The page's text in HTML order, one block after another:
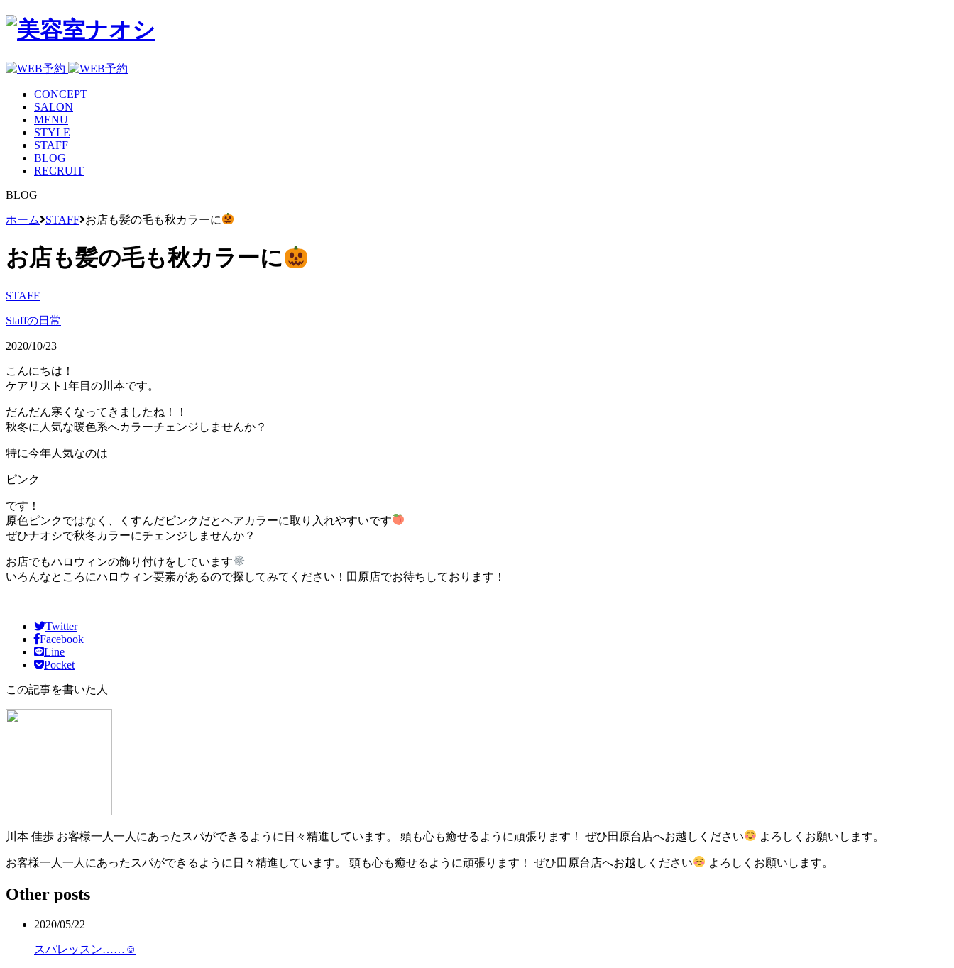
CONCEPT
SALON
MENU
STYLE
STAFF
BLOG
RECRUIT
BLOG
ホーム STAFF お店も髪の毛も秋カラーに
お店も髪の毛も秋カラーに
STAFF
Staffの日常
2020/10/23
こんにちは！
ケアリスト1年目の川本です。
だんだん寒くなってきましたね！！
秋冬に人気な暖色系へカラーチェンジしませんか？
特に今年人気なのは
ピンク
です！
原色ピンクではなく、くすんだピンクだとヘアカラーに取り入れやすいです
ぜひナオシで秋冬カラーにチェンジしませんか？
お店でもハロウィンの飾り付けをしています
いろんなところにハロウィン要素があるので探してみてください！田原店でお待ちしております！
Twitter
Facebook
Line
Pocket
この記事を書いた人
川本 佳歩 お客様一人一人にあったスパができるように日々精進しています。 頭も心も癒せるように頑張ります！ ぜひ田原台店へお越しください よろしくお願いします。
お客様一人一人にあったスパができるように日々精進しています。 頭も心も癒せるように頑張ります！ ぜひ田原台店へお越しください よろしくお願いします。
Other posts
2020/05/22
スパレッスン……︎☺︎